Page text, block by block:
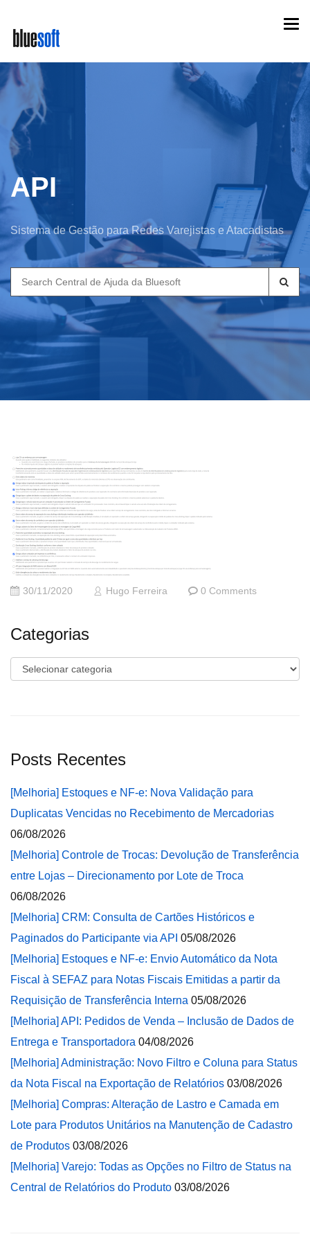
main
content
API
Sistema de Gestão para Redes Varejistas e Atacadistas
Search
for:
30/11/2020 Hugo Ferreira 0 Comments
Categorias
Categorias
Posts Recentes
[Melhoria] Estoques e NF-e: Nova Validação para
Duplicatas Vencidas no Recebimento de Mercadorias
06/08/2026
[Melhoria] Controle de Trocas: Devolução de Transferência
entre Lojas – Direcionamento por Lote de Troca
06/08/2026
[Melhoria] CRM: Consulta de Cartões Históricos e
Paginados do Participante via API 05/08/2026
[Melhoria] Estoques e NF-e: Envio Automático da Nota
Fiscal à SEFAZ para Notas Fiscais Emitidas a partir da
Requisição de Transferência Interna 05/08/2026
[Melhoria] API: Pedidos de Venda – Inclusão de Dados de
Entrega e Transportadora 04/08/2026
[Melhoria] Administração: Novo Filtro e Coluna para Status
da Nota Fiscal na Exportação de Relatórios 03/08/2026
[Melhoria] Compras: Alteração de Lastro e Camada em
Lote para Produtos Unitários na Manutenção de Cadastro
de Produtos 03/08/2026
[Melhoria] Varejo: Todas as Opções no Filtro de Status na
Central de Relatórios do Produto 03/08/2026